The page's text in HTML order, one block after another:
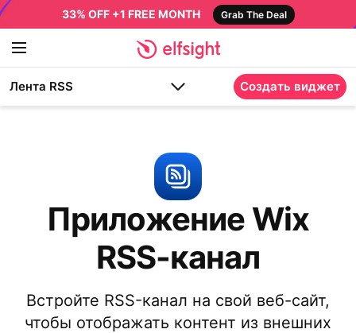
33% OFF +1 FREE MONTH Grab The Deal
Лента RSS Создать виджет
Приложение Wix
RSS-канал
Встройте RSS-канал на свой веб-сайт,
чтобы отображать контент из внешних